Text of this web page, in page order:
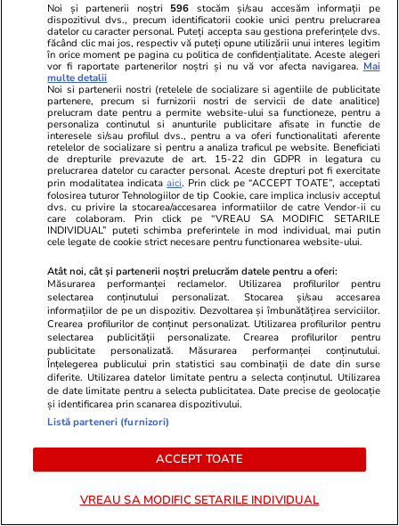
Advertorial
Smart is the new chic: Cum ne
ajută tehnologia să ne reinventăm
Advertorial
Înscrie-te
voucher de
PARTENERI
Wowbiz.ro Redactia.ro
Noi și partenerii noștri 596 stocăm și/sau accesăm informații pe
dispozitivul dvs., precum identificatorii cookie unici pentru prelucrarea
datelor cu caracter personal. Puteți accepta sau gestiona preferințele dvs.
făcând clic mai jos, respectiv vă puteți opune utilizării unui interes legitim
în orice moment pe pagina cu politica de confidențialitate. Aceste alegeri
vor fi raportate partenerilor noștri și nu vă vor afecta navigarea. Mai
multe detalii
Noi si partenerii nostri (retelele de socializare si agentiile de publicitate
partenere, precum si furnizorii nostri de servicii de date analitice)
prelucram date pentru a permite website-ului sa functioneze, pentru a
personaliza continutul si anunturile publicitare afisate in functie de
interesele si/sau profilul dvs., pentru a va oferi functionalitati aferente
retelelor de socializare si pentru a analiza traficul pe website. Beneficiati
de drepturile prevazute de art. 15-22 din GDPR in legatura cu
prelucrarea datelor cu caracter personal. Aceste drepturi pot fi exercitate
prin modalitatea indicataaici. Prin click pe “ACCEPT TOATE”, acceptati
folosirea tuturor Tehnologiilor de tip Cookie, care implica inclusiv acceptul
dvs. cu privire la stocarea/accesarea informatiilor de catre Vendor-ii cu
care colaboram. Prin click pe “VREAU SA MODIFIC SETARILE
INDIVIDUAL” puteti schimba preferintele in mod individual, mai putin
cele legate de cookie strict necesare pentru functionarea website-ului.
Atât noi, cât și partenerii noștri prelucrăm datele pentru a oferi:
Măsurarea performanței reclamelor. Utilizarea profilurilor pentru
selectarea conținutului personalizat. Stocarea și/sau accesarea
informațiilor de pe un dispozitiv. Dezvoltarea și îmbunătățirea serviciilor.
Crearea profilurilor de conținut personalizat. Utilizarea profilurilor pentru
selectarea publicității personalizate. Crearea profilurilor pentru
publicitate personalizată. Măsurarea performanței conținutului.
Înțelegerea publicului prin statistici sau combinații de date din surse
diferite. Utilizarea datelor limitate pentru a selecta conținutul. Utilizarea
de date limitate pentru a selecta publicitatea. Date precise de geolocație
și identificarea prin scanarea dispozitivului.
Listă parteneri (furnizori)
ACCEPT TOATE
VREAU SA MODIFIC SETARILE INDIVIDUAL